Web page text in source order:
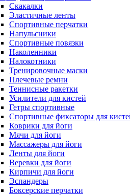
Скакалки
Эластичные ленты
Спортивные перчатки
Напульсники
Спортивные повязки
Наколенники
Налокотники
Тренировочные маски
Плечевые ремни
Теннисные ракетки
Усилители для кистей
Гетры спортивные
Спортивные фиксаторы для
Коврики для йоги
Мячи для йоги
Массажеры для йоги
Ленты для йоги
Веревки для йоги
Кирпичи для йоги
Эспандеры
Боксерские перчатки